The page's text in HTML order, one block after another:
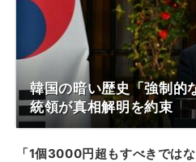
韓国の暗い歴史「強制的
統領が真相解明を約束
「1個3000円超もすべきではな